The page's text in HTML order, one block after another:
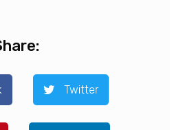
Twitter